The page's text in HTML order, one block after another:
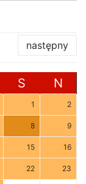
następny
S N
1 2
8 9
15 16
22 23